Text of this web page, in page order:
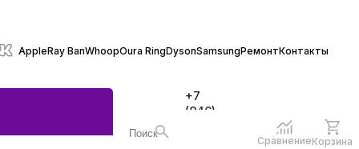
AppleRay BanWhoopOura RingDysonSamsungРемонтКонтакты
+7
(846)
СравнениеКорзина